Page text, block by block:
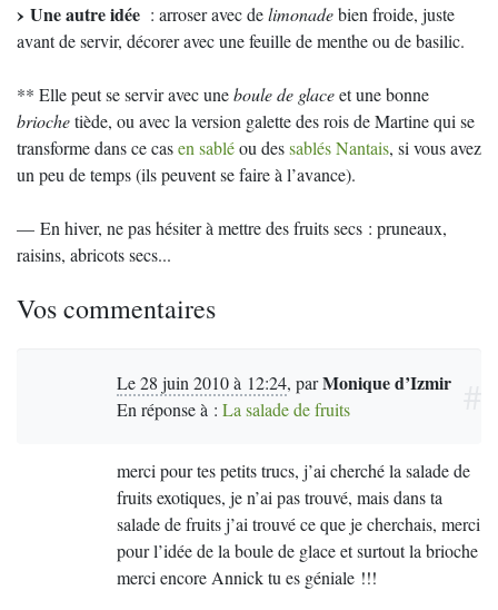
Une autre idée : arroser avec delimonadebien froide, juste
avant de servir, décorer avec une feuille de menthe ou de basilic.
** Elle peut se servir avec uneboule de glaceet une bonne
briochetiède, ou avec la version galette des rois de Martine qui se
transforme dans ce casen sabléou dessablés Nantais, si vous avez
un peu de temps (ils peuvent se faire à l’avance).
— En hiver, ne pas hésiter à mettre des fruits secs : pruneaux,
raisins, abricots secs...
Vos commentaires
Le 28 juin 2010 à 12:24, parMonique d’Izmir
En réponse à : La salade de fruits
merci pour tes petits trucs, j’ai cherché la salade de
fruits exotiques, je n’ai pas trouvé, mais dans ta
salade de fruits j’ai trouvé ce que je cherchais, merci
pour l’idée de la boule de glace et surtout la brioche
merci encore Annick tu es géniale !!!